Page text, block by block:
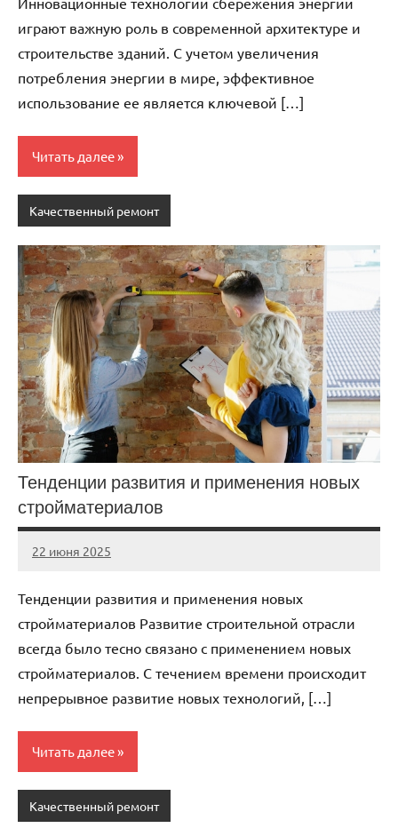
играют важную роль в современной архитектуре и
строительстве зданий. С учетом увеличения
потребления энергии в мире, эффективное
использование ее является ключевой […]
Читать далее
Качественный ремонт
Тенденции развития и применения новых
стройматериалов
22 июня 2025
stroicomplex
Нет
Тенденции развития и применения новых
стройматериалов Развитие строительной отрасли
всегда было тесно связано с применением новых
стройматериалов. С течением времени происходит
непрерывное развитие новых технологий, […]
Читать далее
Качественный ремонт